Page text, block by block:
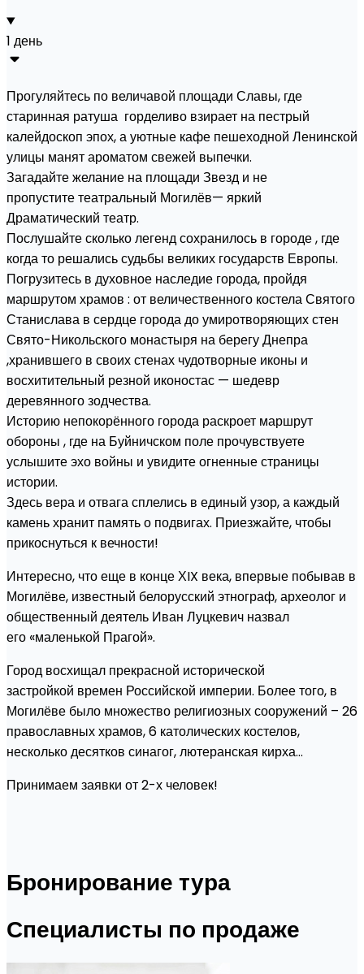
1 день
Прогуляйтесь по величавой площади Славы, где
старинная ратуша горделиво взирает на пестрый
калейдоскоп эпох, а уютные кафе пешеходной Ленинской
улицы манят ароматом свежей выпечки.
Загадайте желание на площади Звезд и не
пропустите театральный Могилёв— яркий
Драматический театр.
Послушайте сколько легенд сохранилось в городе , где
когда то решались судьбы великих государств Европы.
Погрузитесь в духовное наследие города, пройдя
маршрутом храмов : от величественного костела Святого
Станислава в сердце города до умиротворяющих стен
Свято-Никольского монастыря на берегу Днепра
,хранившего в своих стенах чудотворные иконы и
восхитительный резной иконостас — шедевр
деревянного зодчества.
Историю непокорённого города раскроет маршрут
обороны , где на Буйничском поле прочувствуете
услышите эхо войны и увидите огненные страницы
истории.
Здесь вера и отвага сплелись в единый узор, а каждый
камень хранит память о подвигах. Приезжайте, чтобы
прикоснуться к вечности!
Интересно, что еще в конце ХIX века, впервые побывав в
Могилёве, известный белорусский этнограф, археолог и
общественный деятель Иван Луцкевич назвал
его «маленькой Прагой».
Город восхищал прекрасной исторической
застройкой времен Российской империи. Более того, в
Могилёве было множество религиозных сооружений – 26
православных храмов, 6 католических костелов,
несколько десятков синагог, лютеранская кирха…
Принимаем заявки от 2-х человек!
Бронирование тура
Специалисты по продаже